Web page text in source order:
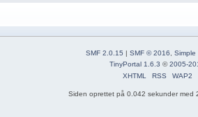
SMF 2.0.15 | SMF © 2016
Simple
TinyPortal 1.6.3 ©2005-
XHTML
RSS WAP2
Siden oprettet på 0.042 sekunder med